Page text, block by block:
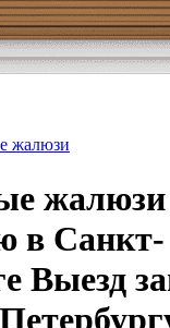
жалюзи
жалюзи
в Санкт-
Выезд